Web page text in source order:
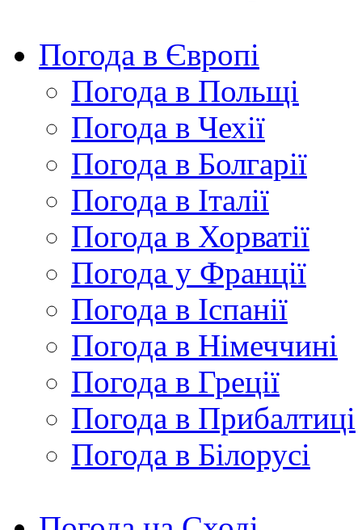
Погода в Європі
Погода в Польщі
Погода в Чехії
Погода в Болгарії
Погода в Італії
Погода в Хорватії
Погода у Франції
Погода в Іспанії
Погода в Німеччині
Погода в Греції
Погода в Прибалтиці
Погода в Білорусі